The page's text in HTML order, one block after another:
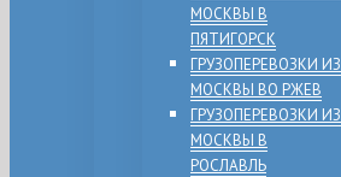
МОСКВЫ В
ПЯТИГОРСК
ГРУЗОПЕРЕВОЗКИ ИЗ
МОСКВЫ ВО РЖЕВ
ГРУЗОПЕРЕВОЗКИ ИЗ
МОСКВЫ В
РОСЛАВЛЬ